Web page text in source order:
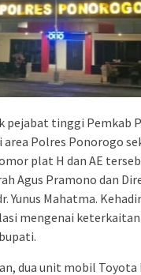
pejabat tinggi Pemkab
Polres Ponorogo
plat H dan AE
Agus Pramono dan
Yunus Mahatma.
mengenai keterkaitan
dua unit mobil Toyota